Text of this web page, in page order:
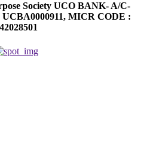
Society UCO BANK- A/C-
UCBA0000911, MICR CODE :